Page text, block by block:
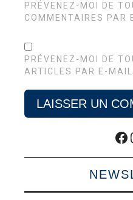
PRÉVENEZ-MOI DE
COMMENTAIRES PAR
PRÉVENEZ-MOI DE
ARTICLES PAR E-MAIL.